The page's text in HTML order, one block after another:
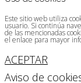
Este sitio web utiliza
usuario. Si continúa
de las mencionadas
el enlace para mayor
ACEPTAR
Aviso de